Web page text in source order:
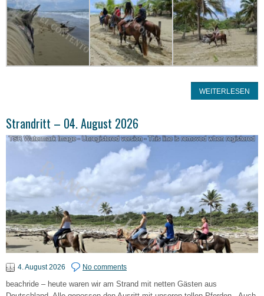
WEITERLESEN
Strandritt – 04. August 2026
4. August 2026 No comments
beachride – heute waren wir am Strand mit netten Gästen aus